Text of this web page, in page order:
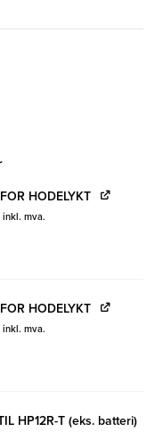
HODELYKT
inkl. mva.
HODELYKT
inkl. mva.
HP12R-T (eks. batteri)